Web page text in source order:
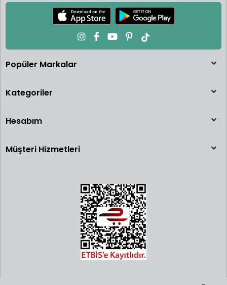
Popüler Markalar
Kategoriler
Hesabım
Müşteri Hizmetleri